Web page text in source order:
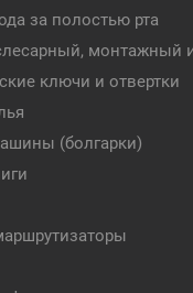
за полостью рта
монтажный
ключи и отвертки
(болгарки)